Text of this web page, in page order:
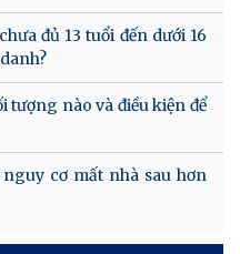
đủ 13 tuổi đến dưới 16
tượng nào và điều kiện để
cơ mất nhà sau hơn